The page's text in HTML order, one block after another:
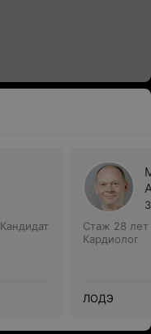
Кандидат
Стаж 28 лет
Кардиолог
ЛОДЭ